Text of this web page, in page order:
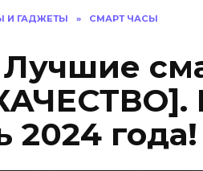
И ГАДЖЕТЫ » СМАРТ ЧАСЫ
2024 года!